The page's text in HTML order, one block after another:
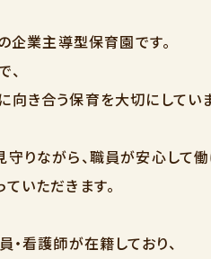
企業主導型保育園です。
き合う保育を大切にしていま
りながら、職員が安心して働
いただきます。
看護師が在籍しており、